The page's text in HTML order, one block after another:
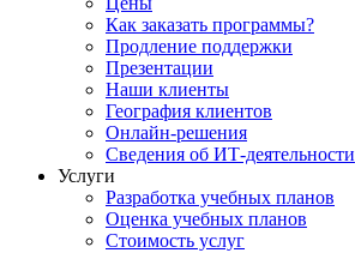
Как заказать программы?
Продление поддержки
Презентации
Наши клиенты
География клиентов
Онлайн-решения
Сведения об ИТ-деятельности
Услуги
Разработка учебных планов
Оценка учебных планов
Стоимость услуг